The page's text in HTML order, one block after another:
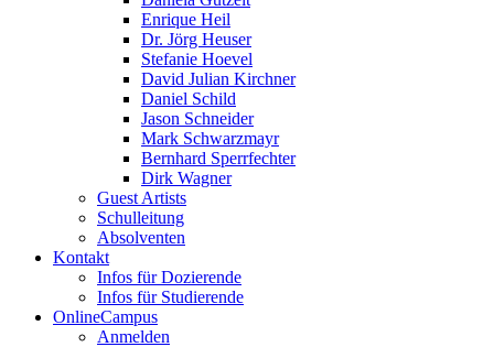
Enrique Heil
Dr. Jörg Heuser
Stefanie Hoevel
David Julian Kirchner
Daniel Schild
Jason Schneider
Mark Schwarzmayr
Bernhard Sperrfechter
Dirk Wagner
Guest Artists
Schulleitung
Absolventen
Kontakt
Infos für Dozierende
Infos für Studierende
OnlineCampus
Anmelden